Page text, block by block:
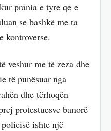
prania e tyre qe e
se bashkë me ta
kontroverse.
veshur me të zeza dhe
të punësuar nga
dhe tërhoqën
protestuesve banorë
ishte një